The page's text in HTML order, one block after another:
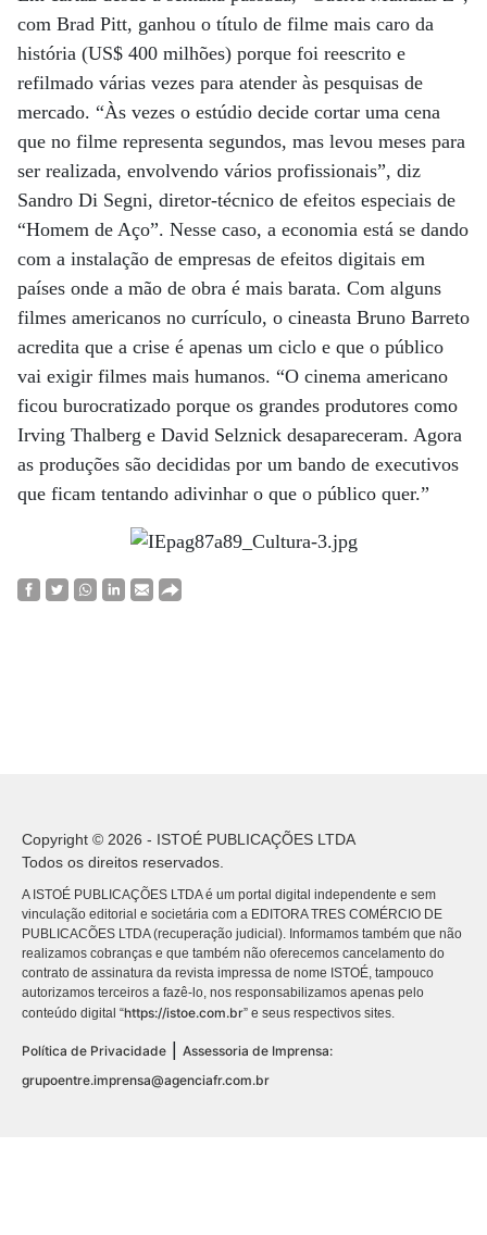
com Brad Pitt, ganhou o título de filme mais caro da
história (US$ 400 milhões) porque foi reescrito e
refilmado várias vezes para atender às pesquisas de
mercado. “Às vezes o estúdio decide cortar uma cena
que no filme representa segundos, mas levou meses para
ser realizada, envolvendo vários profissionais”, diz
Sandro Di Segni, diretor-técnico de efeitos especiais de
“Homem de Aço”. Nesse caso, a economia está se dando
com a instalação de empresas de efeitos digitais em
países onde a mão de obra é mais barata. Com alguns
filmes americanos no currículo, o cineasta Bruno Barreto
acredita que a crise é apenas um ciclo e que o público
vai exigir filmes mais humanos. “O cinema americano
ficou burocratizado porque os grandes produtores como
Irving Thalberg e David Selznick desapareceram. Agora
as produções são decididas por um bando de executivos
que ficam tentando adivinhar o que o público quer.”
Copyright © 2026 - ISTOÉ PUBLICAÇÕES LTDA
Todos os direitos reservados.
A ISTOÉ PUBLICAÇÕES LTDA é um portal digital independente e sem
vinculação editorial e societária com a EDITORA TRES COMÉRCIO DE
PUBLICACÕES LTDA (recuperação judicial). Informamos também que não
realizamos cobranças e que também não oferecemos cancelamento do
contrato de assinatura da revista impressa de nome ISTOÉ, tampouco
autorizamos terceiros a fazê-lo, nos responsabilizamos apenas pelo
conteúdo digital “https://istoe.com.br” e seus respectivos sites.
Política de Privacidade
Assessoria de Imprensa:
grupoentre.imprensa@agenciafr.com.br